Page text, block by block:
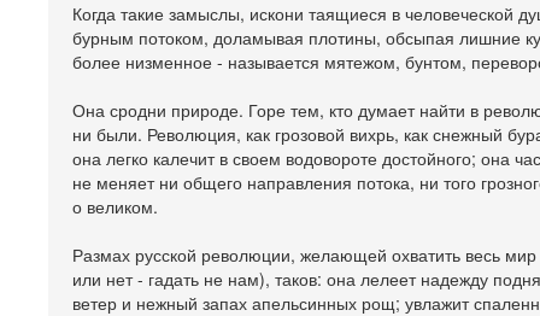
Когда такие замыслы, искони таящиеся в человеческой
бурным потоком, доламывая плотины, обсыпая лишние
более низменное - называется мятежом, бунтом,
Она сродни природе. Горе тем, кто думает найти в
ни были. Революция, как грозовой вихрь, как снежный
она легко калечит в своем водовороте достойного; она
не меняет ни общего направления потока, ни того
о великом.
Размах русской революции, желающей охватить весь
или нет - гадать не нам), таков: она лелеет надежду
ветер и нежный запах апельсинных рощ; увлажит